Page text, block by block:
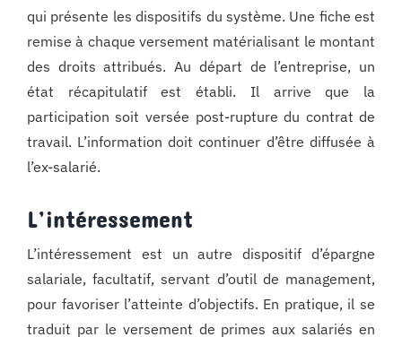
qui présente les dispositifs du système. Une fiche est
remise à chaque versement matérialisant le montant
des droits attribués. Au départ de l’entreprise, un
état récapitulatif est établi. Il arrive que la
participation soit versée post-rupture du contrat de
travail. L’information doit continuer d’être diffusée à
l’ex-salarié.
L’intéressement
L’intéressement est un autre dispositif d’épargne
salariale, facultatif, servant d’outil de management,
pour favoriser l’atteinte d’objectifs. En pratique, il se
traduit par le versement de primes aux salariés en